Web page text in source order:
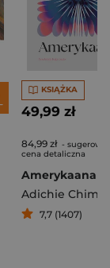
KSIĄŻKA
49,99 zł
84,99 zł -
cena detaliczna
Amerykaana
7,7 (1407)